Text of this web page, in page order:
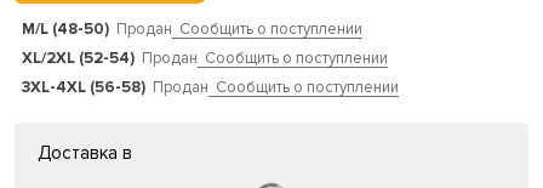
M/L (48-50) Продан Сообщить о поступлении
XL/2XL (52-54) Продан Сообщить о поступлении
3XL-4XL (56-58) Продан Сообщить о поступлении
Доставка в